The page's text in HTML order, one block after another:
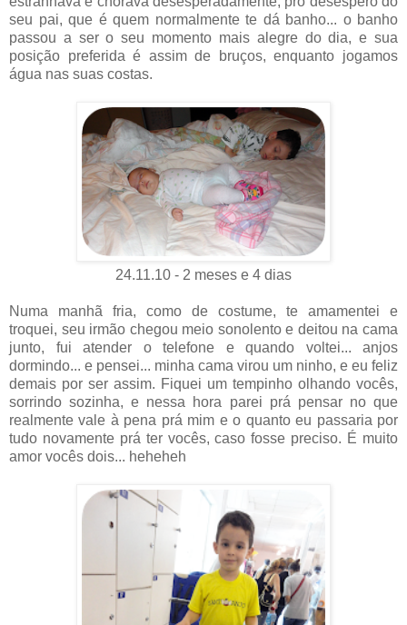
seu pai, que é quem normalmente te dá banho... o banho
passou a ser o seu momento mais alegre do dia, e sua
posição preferida é assim de bruços, enquanto jogamos
água nas suas costas.
24.11.10 - 2 meses e 4 dias
Numa manhã fria, como de costume, te amamentei e
troquei, seu irmão chegou meio sonolento e deitou na cama
junto, fui atender o telefone e quando voltei... anjos
dormindo... e pensei... minha cama virou um ninho, e eu feliz
demais por ser assim. Fiquei um tempinho olhando vocês,
sorrindo sozinha, e nessa hora parei prá pensar no que
realmente vale à pena prá mim e o quanto eu passaria por
tudo novamente prá ter vocês, caso fosse preciso. É muito
amor vocês dois... heheheh